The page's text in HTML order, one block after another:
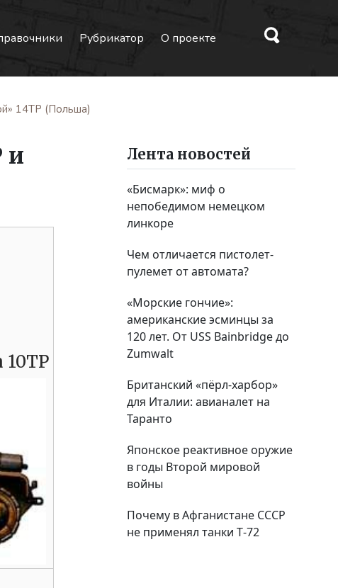
Рубрикатор О проекте
14TP (Польша)
и
Лента новостей
«Бисмарк»: миф о
непобедимом немецком
линкоре
Чем отличается пистолет-
пулемет от автомата?
«Морские гончие»:
американские эсминцы за
120 лет. От USS Bainbridge до
Zumwalt
Британский «пёрл-харбор»
для Италии: авианалет на
Таранто
Японское реактивное оружие
в годы Второй мировой
войны
Почему в Афганистане СССР
не применял танки Т‑72